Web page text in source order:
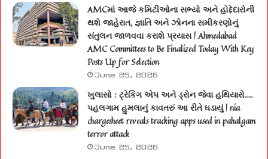
AMCમાં આજે કમિટીઓના સભ્યો અને હોદ્દેદારોની
થશે જાહેરાત, જ્ઞાતિ અને ઝોનના સમીકરણોનું
સંતુલન જાળવવા કરાશે પ્રયાસ | Ahmedabad
AMC Committees to Be Finalized Today With Key
Posts Up for Selection
June 25, 2026
ખુલાસો : ટ્રેકિંગ એપ અને ડ્રોન જેવા હથિયારો….
પહલગામ હુમલાનું કાવતરું આ રીતે ઘડાયું | nia
chargesheet reveals tracking apps used in pahalgam
terror attack
June 25, 2026